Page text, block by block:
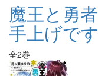
魔王と勇
手上げです
全2巻